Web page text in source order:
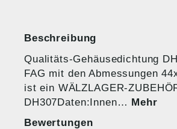
Beschreibung
Qualitäts-Gehäusedichtung
FAG mit den Abmessungen
ist ein WÄLZLAGER-
DH307Daten:Innen… Mehr
Bewertungen